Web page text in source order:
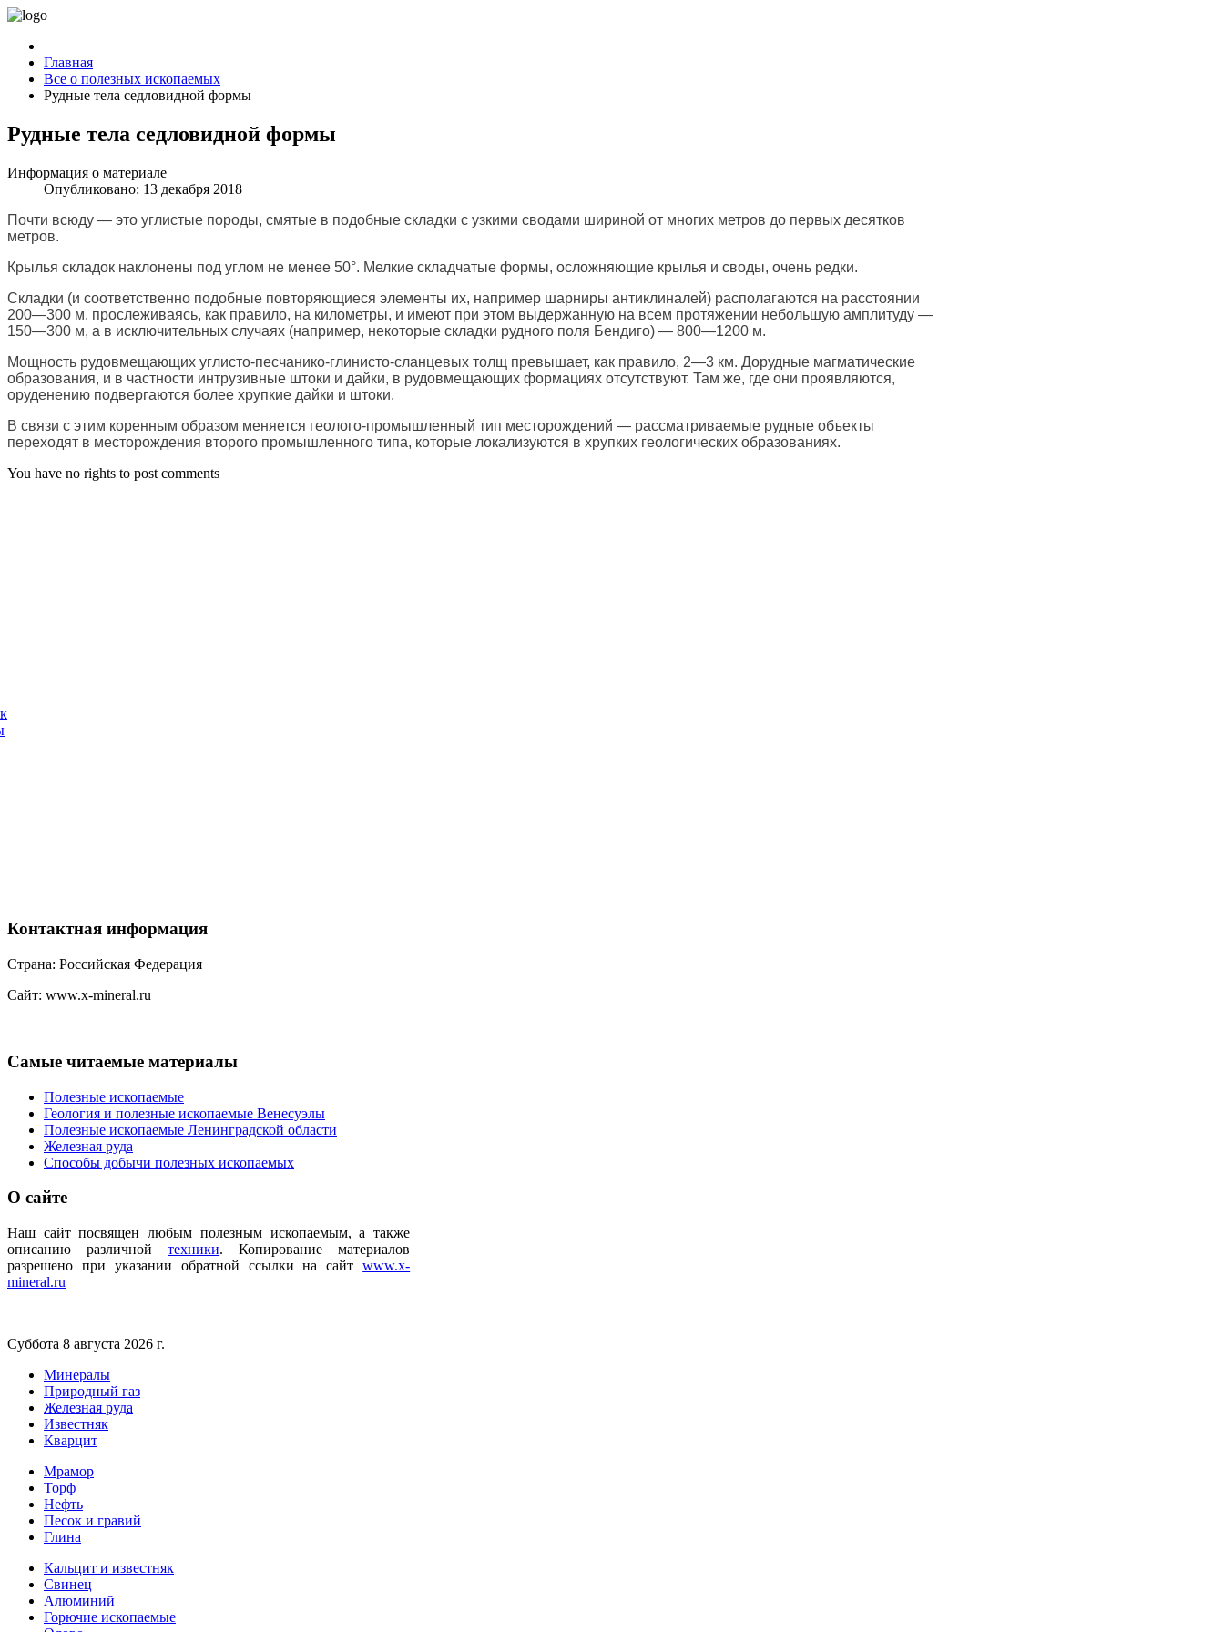
Главная
Все о полезных ископаемых
Рудные тела седловидной формы
Рудные тела седловидной формы
Информация о материале
Опубликовано: 13 декабря 2018
Почти всюду — это углистые породы, смятые в подобные складки с узкими сводами шириной от многих метров до первых десятков
метров.
Крылья складок наклонены под углом не менее 50°. Мелкие складчатые формы, осложняющие крылья и своды, очень редки.
Складки (и соответственно подобные повторяющиеся элементы их, например шарниры антиклиналей) располагаются на расстоянии
200—300 м, прослеживаясь, как правило, на километры, и имеют при этом выдержанную на всем протяжении небольшую амплитуду —
150—300 м, а в исключительных случаях (например, некоторые складки рудного поля Бендиго) — 800—1200 м.
Мощность рудовмещающих углисто-песчанико-глинисто-сланцевых толщ превышает, как правило, 2—3 км. Дорудные магматические
образования, и в частности интрузивные штоки и дайки, в рудовмещающих формациях отсутствуют. Там же, где они проявляются,
оруденению подвергаются более хрупкие дайки и штоки.
В связи с этим коренным образом меняется геолого-промышленный тип месторождений — рассматриваемые рудные объекты
переходят в месторождения второго промышленного типа, которые локализуются в хрупких геологических образованиях.
You have no rights to post comments
Контактная информация
Страна: Российская Федерация
Сайт: www.x-mineral.ru
Самые читаемые материалы
Полезные ископаемые
Геология и полезные ископаемые Венесуэлы
Полезные ископаемые Ленинградской области
Железная руда
Способы добычи полезных ископаемых
О сайте
Наш сайт посвящен любым полезным ископаемым, а также
описанию различнойтехники.Копирование материалов
разрешено при указании обратной ссылки на сайтwww.x-
mineral.ru
Суббота 8 августа 2026 г.
Минералы
Природный газ
Железная руда
Известняк
Кварцит
Мрамор
Торф
Нефть
Песок и гравий
Глина
Кальцит и известняк
Свинец
Алюминий
Горючие ископаемые